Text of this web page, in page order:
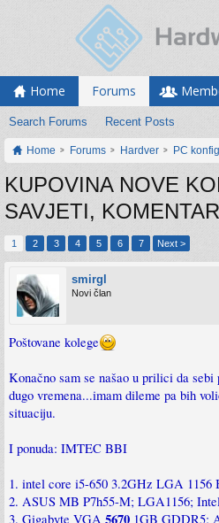
Home Forums
Search Forums Recent Posts
Home Forums Hardver PC
KUPOVINA NOVE
SAVJETI,
1 2 3 4 5 6 7 Next >
smirgl
Novi član
Poštovane kolege
Konačno sam se našao u prilici da
dugo vremena...imam dileme pa bih
situaciju.
I ponuda: IMTEC BBI
1. intel core i5-650 3.2GHz LGA 1156
2. ASUS MB P7h55-M; LGA1156;
3. Gigabyte VGA 5670 1GB GDDR5;